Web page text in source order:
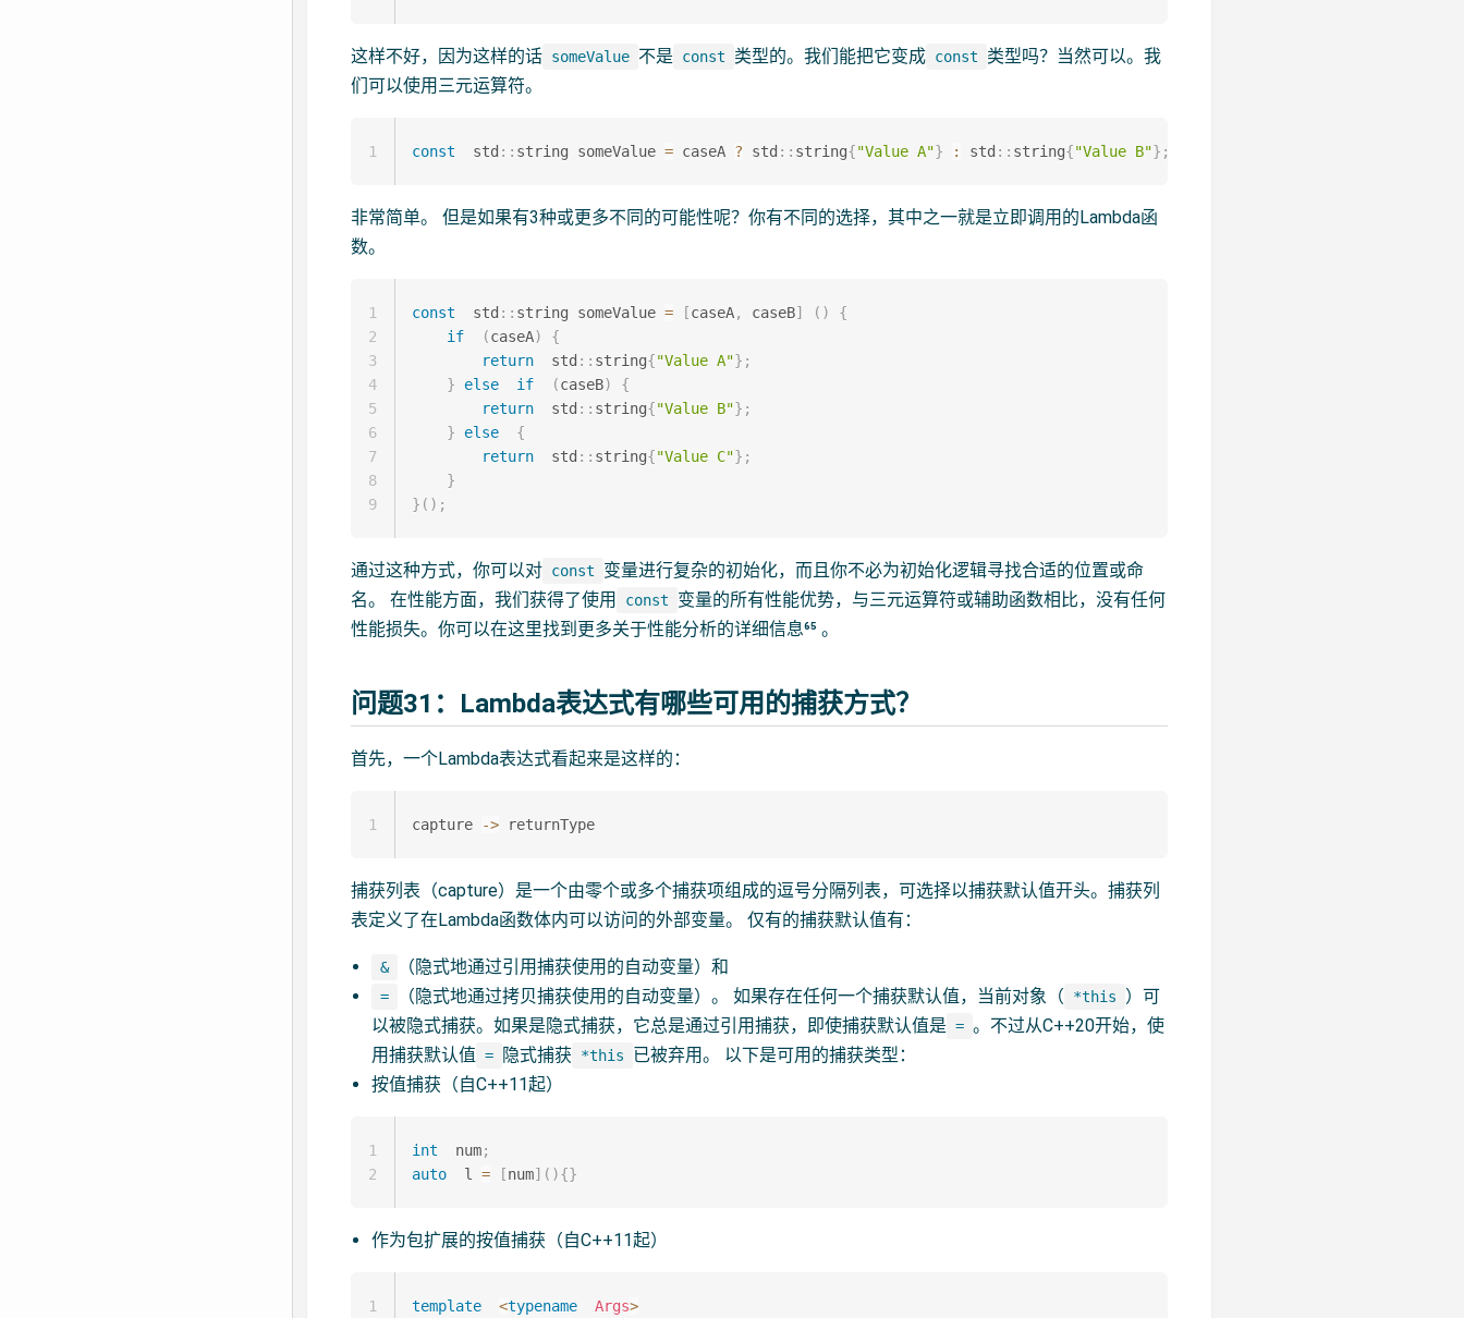
这样不好，因为这样的话 someValue 不是 const 类型的。我们能把它变成 const
类型吗？当然可以。我
们可以使用三元运算符。
const
  std
:: string someValue = caseA ? std :: string{"Value A"} : std :: string{"Value B"} ;
1
非常简单。 但是如果有3种或更多不同的可能性呢？你有不同的选择，其中之一就是立即调用的Lambda函
数。
const
  std
:: string someValue = [caseA, caseB] ( )
{
if
(caseA)
{
return
  std
:: string{"Value A"} ;
}
else if (caseB)
{
return
  std
:: string{"Value B"} ;
}
else
{
return
  std
:: string{"Value C"} ;
}
} ( ) ;
1
2
3
4
5
6
7
8
9
通过这种方式，你可以对 const
变量进行复杂的初始化，而且你不必为初始化逻辑寻找合适的位置或命
名。 在性能方面，我们获得了使用
const
变量的所有性能优势，与三元运算符或辅助函数相比，没有任何
性能损失。你可以在这里找到更多关于性能分析的详细信息⁶⁵ 。
问题31：Lambda表达式有哪些可用的捕获方式？
首先，一个Lambda表达式看起来是这样的：
capture -> returnType
1
捕获列表（capture）是一个由零个或多个捕获项组成的逗号分隔列表，可选择以捕获默认值开头。捕获列
表定义了在Lambda函数体内可以访问的外部变量。 仅有的捕获默认值有：
& （隐式地通过引用捕获使用的自动变量）和
= （隐式地通过拷贝捕获使用的自动变量）。 如果存在任何一个捕获默认值，当前对象（ *this
）可
以被隐式捕获。如果是隐式捕获，它总是通过引用捕获，即使捕获默认值是 = 。不过从C++20开始，使
用捕获默认值 = 隐式捕获 *this
已被弃用。 以下是可用的捕获类型：
按值捕获（自C++11起）
int
  num
;
auto
  l
= [num] ( ){}
1
2
作为包扩展的按值捕获（自C++11起）
template <typename Args>
1